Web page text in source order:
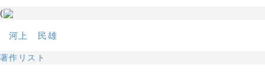
(
河上 民雄
著作リスト